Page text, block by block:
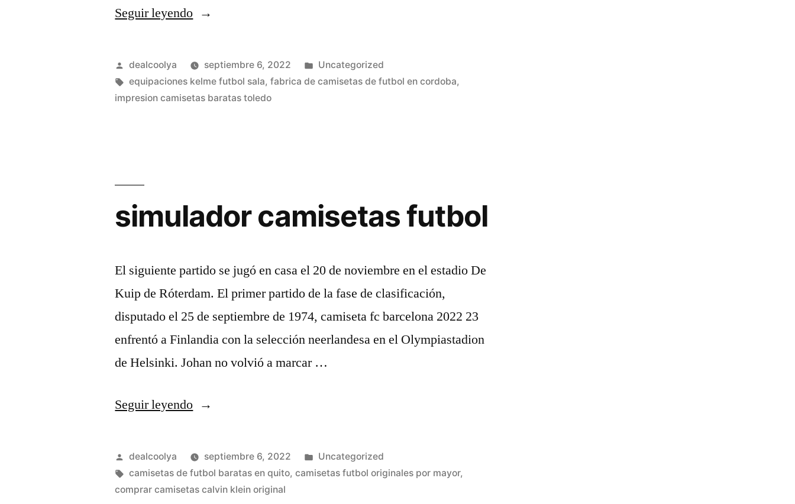
Seguir leyendo«camisetas
kiabi»
Publicado
por
dealcoolya septiembre 6, 2022
Publicado
en
Uncategorized
Etiquetas:
equipaciones kelme futbol sala,fabrica de camisetas de futbol en cordoba,
impresion camisetas baratas toledo
simulador camisetas futbol
El siguiente partido se jugó en casa el 20 de noviembre en el estadio De
Kuip de Róterdam. El primer partido de la fase de clasificación,
disputado el 25 de septiembre de 1974, camiseta fc barcelona 2022 23
enfrentó a Finlandia con la selección neerlandesa en el Olympiastadion
de Helsinki. Johan no volvió a marcar …
Seguir leyendo«simulador
futbol»
Publicado
por
dealcoolya septiembre 6, 2022
Publicado
en
Uncategorized
Etiquetas:
camisetas de futbol baratas en quito,camisetas futbol originales por mayor,
comprar camisetas calvin klein original